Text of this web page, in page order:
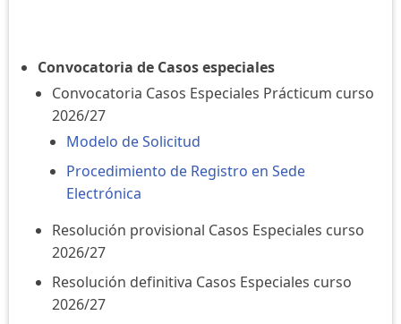
Convocatoria de Casos especiales
Convocatoria Casos Especiales Prácticum curso
2026/27
Modelo de Solicitud
Procedimiento de Registro en Sede
Electrónica
Resolución provisional Casos Especiales curso
2026/27
Resolución definitiva Casos Especiales curso
2026/27